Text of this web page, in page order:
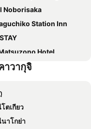
Noborisaka
Station Inn
Hotel
Hotel
Station Hotel
Hotel Lake Yamanaka
มคาวากุจิโกะ
าวากุจิ
ตเกียว
าโกย่า